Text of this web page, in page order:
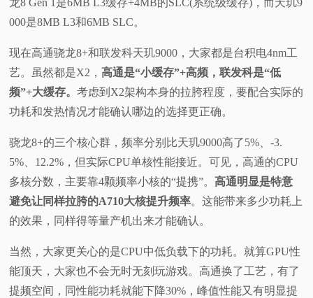
龙8 Gen 1是6MB L3缓存+4MB的SLC(系统级缓存)，而天玑9
000是8MB L3和6MB SLC。
现在高通骁龙8+和联发科天玑9000，大家都是台积电4nm工
艺。虽然都是X2，高通是“小缓存”+高频，联发科是“低
频”+大缓存。考虑到X2架构本身的拉胯程度，要配合实际的
功耗和发热情况才能确认哪边的选择更正确。
骁龙8+的三个核心群，频率分别比天玑9000高了5%、-3.
5%、12.2%，但实际CPU单核性能接近。可见，高通的CPU
多核分数，主要靠4颗频率小核的“提携”。高通明显是特意
避免让同样拉胯的A710大核提升频率。这能带来多少功耗上
的效果，同样得等量产机出来才能确认。
当然，大家更关心的是CPU中低负载下的功耗。就算GPU性
能顶天，大家也不会无时无刻玩游戏。高通换了工艺，有了
提频空间，同性能功耗就能下降30%，峰值性能又有明显提